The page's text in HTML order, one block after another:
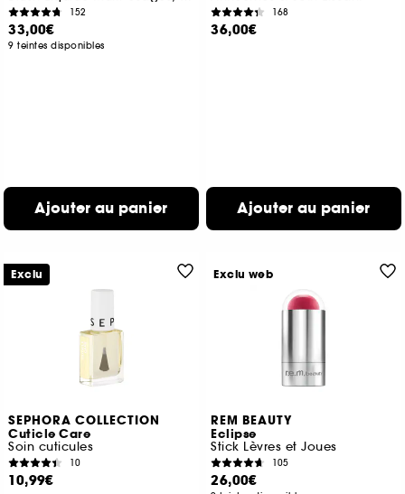
152
33,00€
9 teintes disponibles
Ajouter au panier
168
36,00€
Ajouter au panier
SEPHORA COLLECTION
Cuticle Care
Soin cuticules
10
10,99€
Exclu
REM BEAUTY
Eclipse
Stick Lèvres et Joues
105
26,00€
Exclu web